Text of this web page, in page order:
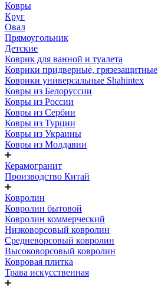
Ковры
Круг
Овал
Прямоугольник
Детские
Коврик для ванной и туалета
Коврики придверные, грязезащитные
Коврики универсальные Shahintex
Ковры из Белоруссии
Ковры из России
Ковры из Сербии
Ковры из Турции
Ковры из Украины
Ковры из Молдавии
Керамогранит
Производство Китай
Ковролин
Ковролин бытовой
Ковролин коммерческий
Низковорсовый ковролин
Средневорсовый ковролин
Высоковорсовый ковролин
Ковровая плитка
Трава искусственная